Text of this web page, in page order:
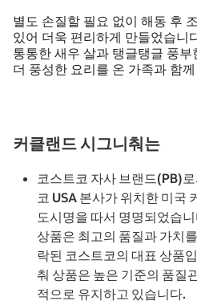
별도 손질할 필요 없이 해동 후
있어 더욱 편리하게 만들었습니
통통한 새우 살과 탱글탱글 풍
더 풍성한 요리를 온 가족과 함
커클랜드 시그니춰는
코스트코 자사 브랜드(PB)
코 USA 본사가 위치한 미
도시명을 따서 명명되었습
상품은 최고의 품질과 가치
락된 코스트코의 대표 상품
춰 상품은 높은 기준의 품질
적으로 유지하고 있습니다.